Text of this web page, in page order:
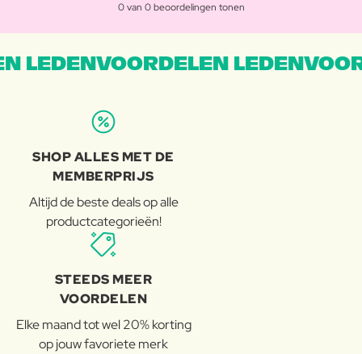
0 van 0 beoordelingen tonen
LEDENVOORDELEN
SHOP ALLES MET DE
MEMBERPRIJS
Altijd de beste deals op alle
productcategorieën!
STEEDS MEER
VOORDELEN
Elke maand tot wel 20% korting
op jouw favoriete merk